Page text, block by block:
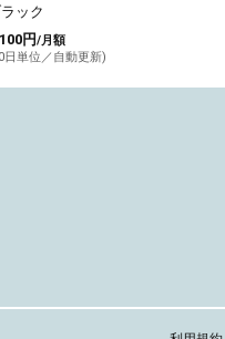
ック
円/月額
日単位／自動更新)